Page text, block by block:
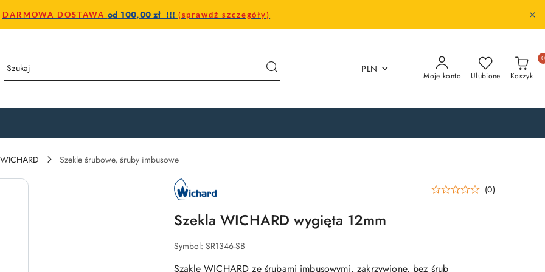
DARMOWA DOSTAWA od 100,00 zł !!! (sprawdź szczegóły)
PLN
Moje konto Ulubione Koszyk
0
Szekle śrubowe, śruby imbusowe
NAZWA
PRODUCENTA:
WICHARD
(0)
Szekla WICHARD wygięta 12mm
Symbol: SR1346-SB
Szakle WICHARD ze śrubami imbusowymi, zakrzywione, bez śrub